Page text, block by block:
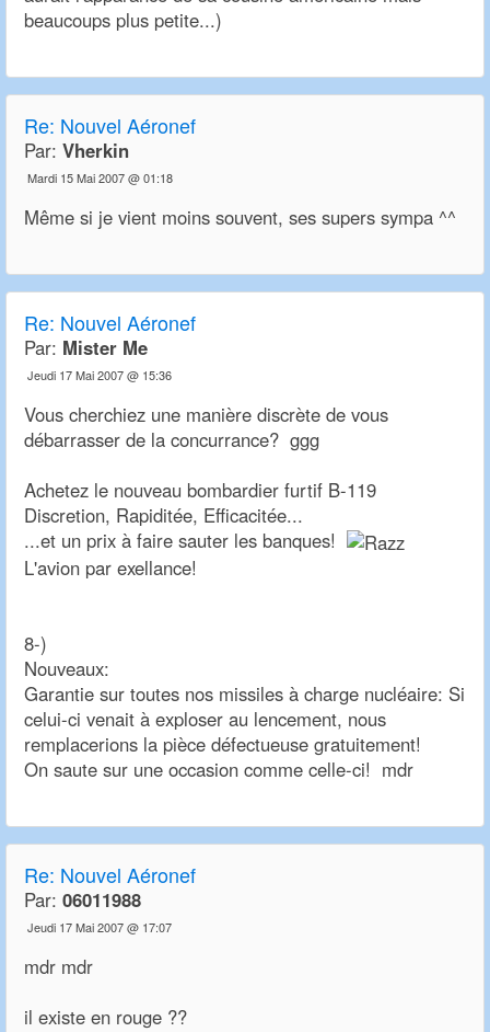
beaucoups plus petite...)
Re: Nouvel Aéronef
Par: Vherkin
Mardi 15 Mai 2007 @ 01:18
Même si je vient moins souvent, ses supers sympa ^^
Re: Nouvel Aéronef
Par: Mister Me
Jeudi 17 Mai 2007 @ 15:36
Vous cherchiez une manière discrète de vous
débarrasser de la concurrance? ggg
Achetez le nouveau bombardier furtif B-119
Discretion, Rapiditée, Efficacitée...
...et un prix à faire sauter les banques!
L'avion par exellance!
8-)
Nouveaux:
Garantie sur toutes nos missiles à charge nucléaire: Si
celui-ci venait à exploser au lencement, nous
remplacerions la pièce défectueuse gratuitement!
On saute sur une occasion comme celle-ci! mdr
Re: Nouvel Aéronef
Par: 06011988
Jeudi 17 Mai 2007 @ 17:07
mdr mdr
il existe en rouge ??